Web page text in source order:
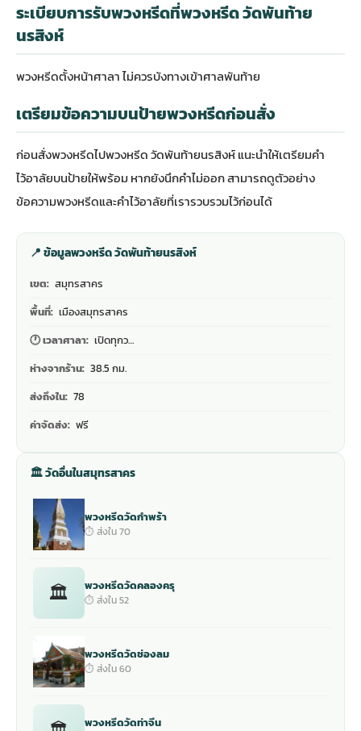
ระเบียบการรับพวงหรีดที่พวงหรีด วัดพันท้าย
นรสิงห์
พวงหรีดตั้งหน้าศาลา ไม่ควรบังทางเข้าศาลพันท้าย
เตรียมข้อความบนป้ายพวงหรีดก่อนสั่ง
ก่อนสั่งพวงหรีดไปพวงหรีด วัดพันท้ายนรสิงห์ แนะนำให้เตรียมคำ
ไว้อาลัยบนป้ายให้พร้อม หากยังนึกคำไม่ออก สามารถดูตัวอย่าง
ข้อความพวงหรีดและคำไว้อาลัยที่เรารวบรวมไว้ก่อนได้
📍 ข้อมูลพวงหรีด วัดพันท้ายนรสิงห์
เขต: สมุทรสาคร
พื้นที่: เมืองสมุทรสาคร
🕐 เวลาศาลา: เปิดทุกว…
ห่างจากร้าน: 38.5 กม.
ส่งถึงใน: 78
ค่าจัดส่ง: ฟรี
🏛 วัดอื่นในสมุทรสาคร
พวงหรีดวัดกำพร้า
⏱ ส่งใน 70
🏛 พวงหรีดวัดคลองครุ
⏱ ส่งใน 52
พวงหรีดวัดช่องลม
⏱ ส่งใน 60
พวงหรีดวัดท่าจีน